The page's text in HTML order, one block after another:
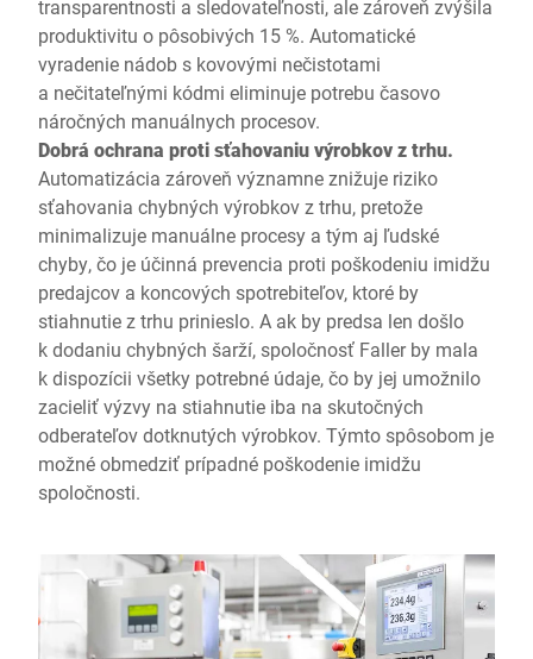
transparentnosti a sledovateľnosti, ale zároveň zvýšila
produktivitu o pôsobivých 15 %. Automatické
vyradenie nádob s kovovými nečistotami
a nečitateľnými kódmi eliminuje potrebu časovo
náročných manuálnych procesov.
Dobrá ochrana proti sťahovaniu výrobkov z trhu.
Automatizácia zároveň významne znižuje riziko
sťahovania chybných výrobkov z trhu, pretože
minimalizuje manuálne procesy a tým aj ľudské
chyby, čo je účinná prevencia proti poškodeniu imidžu
predajcov a koncových spotrebiteľov, ktoré by
stiahnutie z trhu prinieslo. A ak by predsa len došlo
k dodaniu chybných šarží, spoločnosť Faller by mala
k dispozícii všetky potrebné údaje, čo by jej umožnilo
zacieliť výzvy na stiahnutie iba na skutočných
odberateľov dotknutých výrobkov. Týmto spôsobom je
možné obmedziť prípadné poškodenie imidžu
spoločnosti.